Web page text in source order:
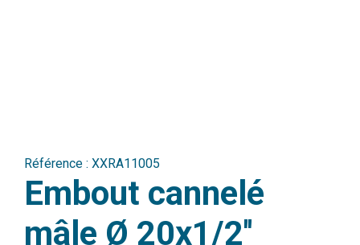
Référence : XXRA11005
Embout cannelé
mâle Ø 20x1/2''